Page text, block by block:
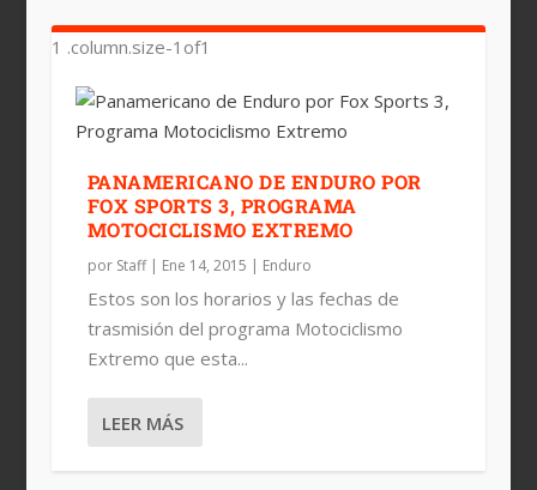
PANAMERICANO DE ENDURO POR
FOX SPORTS 3, PROGRAMA
MOTOCICLISMO EXTREMO
por Staff| Ene 14, 2015 | Enduro
Estos son los horarios y las fechas de
trasmisión del programa Motociclismo
Extremo que esta...
LEER MÁS